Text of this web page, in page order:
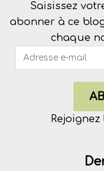
Saisissez
abonner à ce
chaque